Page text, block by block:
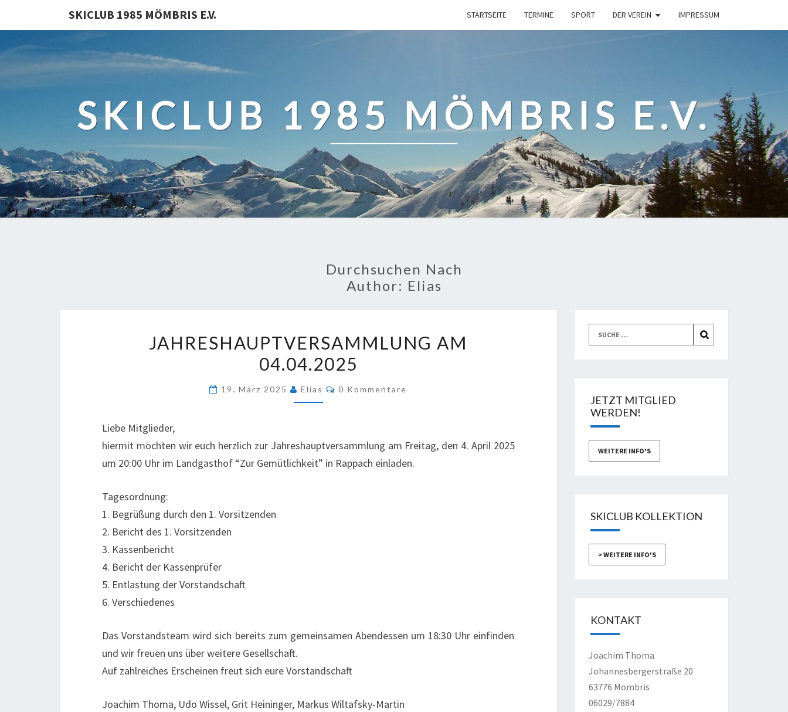
SKICLUB 1985 MÖMBRIS E.V. STARTSEITE TERMINE SPORT DER VEREIN IMPRESSUM
SKICLUB 1985 MÖMBRIS E.V.
Durchsuchen Nach
Author: Elias
AM
04.04.2025
JAHRESHAUPTVERSAMMLUNG AM
04.04.2025
19. März 2025 Elias Kommentare
0 Kommentare
Liebe Mitglieder,
hiermit möchten wir euch herzlich zur Jahreshauptversammlung am Freitag, den 4. April 2025
um 20:00 Uhr im Landgasthof “Zur Gemütlichkeit” in Rappach einladen.
Tagesordnung:
1. Begrüßung durch den 1. Vorsitzenden
2. Bericht des 1. Vorsitzenden
3. Kassenbericht
4. Bericht der Kassenprüfer
5. Entlastung der Vorstandschaft
6. Verschiedenes
Das Vorstandsteam wird sich bereits zum gemeinsamen Abendessen um 18:30 Uhr einfinden
und wir freuen uns über weitere Gesellschaft.
Auf zahlreiches Erscheinen freut sich eure Vorstandschaft
Joachim Thoma, Udo Wissel, Grit Heininger, Markus Wiltafsky-Martin
Suche
nach:
JETZT MITGLIED
WERDEN!
WEITERE INFO'S
SKICLUB KOLLEKTION
> WEITERE INFO'S
KONTAKT
Joachim Thoma
Johannesbergerstraße 20
63776 Mömbris
06029/7884